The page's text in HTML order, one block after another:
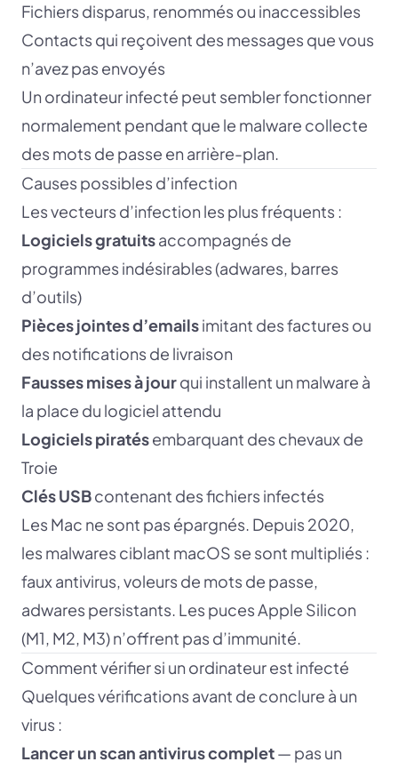
Fichiers disparus, renommés ou inaccessibles
Contacts qui reçoivent des messages que vous
n’avez pas envoyés
Un ordinateur infecté peut sembler fonctionner
normalement pendant que le malware collecte
des mots de passe en arrière-plan.
Causes possibles d’infection
Les vecteurs d’infection les plus fréquents :
Logiciels gratuitsaccompagnés de
programmes indésirables (adwares, barres
d’outils)
Pièces jointes d’emailsimitant des factures ou
des notifications de livraison
Fausses mises à jourqui installent un malware à
la place du logiciel attendu
Logiciels piratésembarquant des chevaux de
Troie
Clés USBcontenant des fichiers infectés
Les Mac ne sont pas épargnés. Depuis 2020,
les malwares ciblant macOS se sont multipliés :
faux antivirus, voleurs de mots de passe,
adwares persistants. Les puces Apple Silicon
(M1, M2, M3) n’offrent pas d’immunité.
Comment vérifier si un ordinateur est infecté
Quelques vérifications avant de conclure à un
virus :
Lancer un scan antivirus complet— pas un